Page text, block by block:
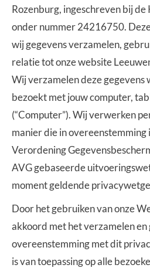
Rozenburg, ingeschreven bij
onder nummer 24216750.
wij gegevens verzamelen,
relatie tot onze website
Wij verzamelen deze gegevens
bezoekt met jouw computer,
(“Computer”). Wij verwerken
manier die in overeenstemming
Verordening
AVG gebaseerde
moment geldende
Door het gebruiken van onze
akkoord met het verzamelen
overeenstemming met dit
is van toepassing op alle